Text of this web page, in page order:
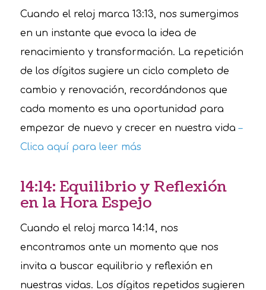
Cuando el reloj marca 13:13, nos sumergimos
en un instante que evoca la idea de
renacimiento y transformación. La repetición
de los dígitos sugiere un ciclo completo de
cambio y renovación, recordándonos que
cada momento es una oportunidad para
empezar de nuevo y crecer en nuestra vida–
Clica aquí para leer más
14:14: Equilibrio y Reflexión
en la Hora Espejo
Cuando el reloj marca 14:14, nos
encontramos ante un momento que nos
invita a buscar equilibrio y reflexión en
nuestras vidas. Los dígitos repetidos sugieren